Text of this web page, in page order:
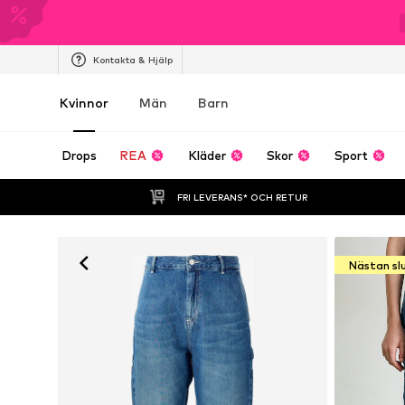
Kontakta & Hjälp
Kvinnor Män Barn
Drops REA Kläder Skor Sport
FRI LEVERANS* OCH RETUR
Nästan